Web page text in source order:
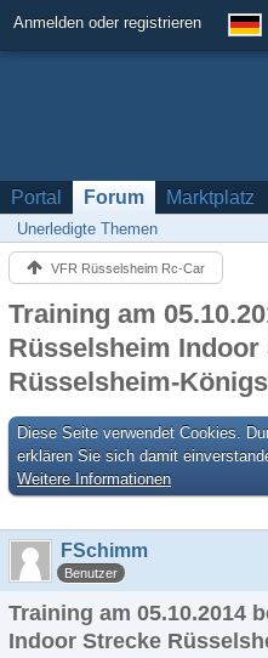
Anmelden oder registrieren
Portal Forum Marktplatz
Unerledigte Themen
VFR Rüsselsheim Rc-Car
Training am
Rüsselsheim Indoor
Rüsselsheim-
Diese Seite verwendet Cookies.
erklären Sie sich damit
Weitere Informationen
FSchimm
Benutzer
Training am 05.10.2014
Indoor Strecke